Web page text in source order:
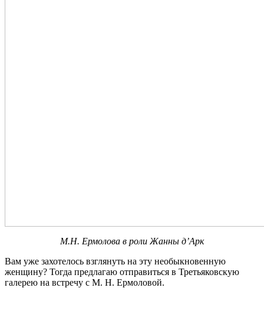
М.Н. Ермолова в роли Жанны д’Арк
Вам уже захотелось взглянуть на эту необыкновенную
женщину? Тогда предлагаю отправиться в Третьяковскую
галерею на встречу с М. Н. Ермоловой.